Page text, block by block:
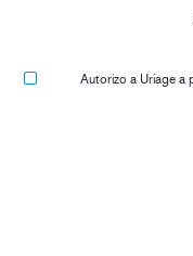
Autorizo ​​a Uriage a